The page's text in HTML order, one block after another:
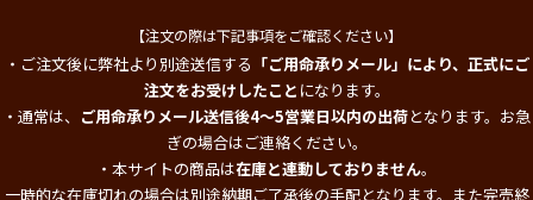
【注文の際は下記事項をご確認ください】
・ご注文後に弊社より別途送信する 「ご用命承りメール」により、正式にご
注文をお受けしたこと になります。
・通常は、 ご用命承りメール送信後4～5営業日以内の出荷となります。お急
ぎの場合はご連絡ください。
・本サイトの商品は在庫と連動しておりません。
一時的な在庫切れの場合は別途納期ご了承後の手配となります。また完売終